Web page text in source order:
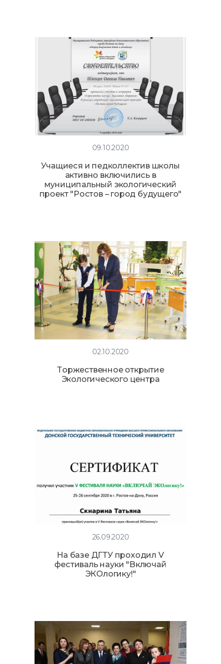
09.10.2020
Учащиеся и педколлектив школы
активно включились в
муниципальный экологический
проект "Ростов – город будущего"
02.10.2020
Tоржественное открытие
Экологического центра
26.09.2020
На базе ДГТУ проходил V
фестиваль науки "Включай
ЭКОлогику!"